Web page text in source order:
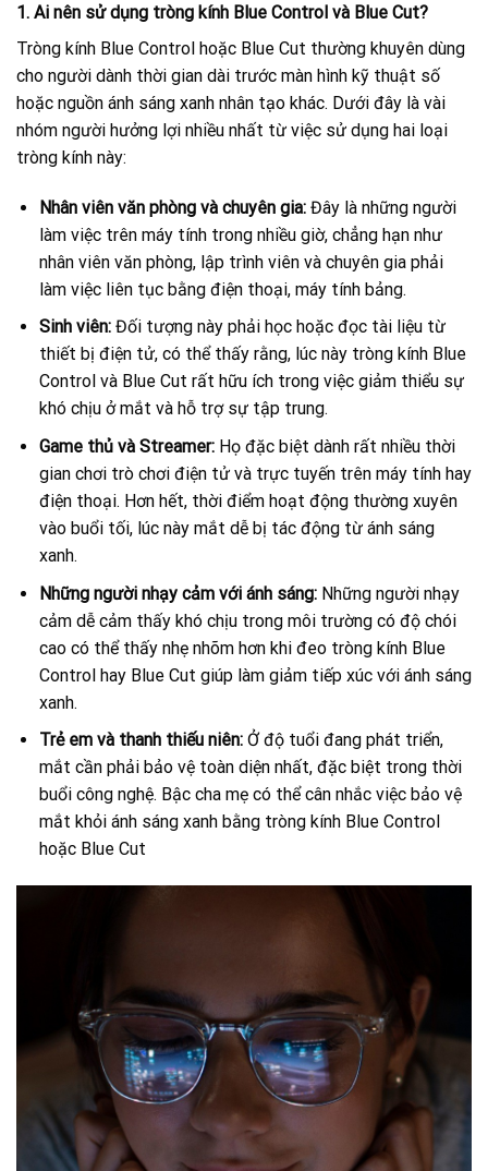
1. Ai nên sử dụng tròng kính Blue Control và Blue Cut?
Tròng kính Blue Control hoặc Blue Cut thường khuyên dùng
cho người dành thời gian dài trước màn hình kỹ thuật số
hoặc nguồn ánh sáng xanh nhân tạo khác. Dưới đây là vài
nhóm người hưởng lợi nhiều nhất từ việc sử dụng hai loại
tròng kính này:
Nhân viên văn phòng và chuyên gia:Đây là những người
làm việc trên máy tính trong nhiều giờ, chẳng hạn như
nhân viên văn phòng, lập trình viên và chuyên gia phải
làm việc liên tục bằng điện thoại, máy tính bảng.
Sinh viên:Đối tượng này phải học hoặc đọc tài liệu từ
thiết bị điện tử, có thể thấy rằng, lúc này tròng kính Blue
Control và Blue Cut rất hữu ích trong việc giảm thiểu sự
khó chịu ở mắt và hỗ trợ sự tập trung.
Game thủ và Streamer:Họ đặc biệt dành rất nhiều thời
gian chơi trò chơi điện tử và trực tuyến trên máy tính hay
điện thoại. Hơn hết, thời điểm hoạt động thường xuyên
vào buổi tối, lúc này mắt dễ bị tác động từ ánh sáng
xanh.
Những người nhạy cảm với ánh sáng:Những người nhạy
cảm dễ cảm thấy khó chịu trong môi trường có độ chói
cao có thể thấy nhẹ nhõm hơn khi đeo tròng kính Blue
Control hay Blue Cut giúp làm giảm tiếp xúc với ánh sáng
xanh.
Trẻ em và thanh thiếu niên:Ở độ tuổi đang phát triển,
mắt cần phải bảo vệ toàn diện nhất, đặc biệt trong thời
buổi công nghệ. Bậc cha mẹ có thể cân nhắc việc bảo vệ
mắt khỏi ánh sáng xanh bằng tròng kính Blue Control
hoặc Blue Cut